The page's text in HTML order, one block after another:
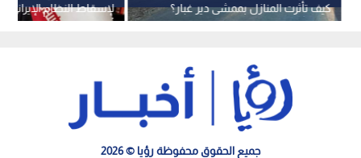
لإسقاط النظام الإيراني
أحمدي نجاد
كيف تأثرت المنازل بممشى دير غبار؟
جميع الحقوق محفوظة رؤيا © 2026